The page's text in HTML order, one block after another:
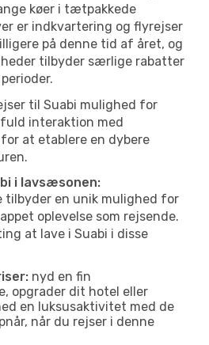
køer i tætpakkede
er indkvartering og flyrejser
på denne tid af året, og
tilbyder særlige rabatter
til Suabi mulighed for
interaktion med
at etablere en dybere
i lavsæsonen:
tilbyder en unik mulighed for
oplevelse som rejsende.
at lave i Suabi i disse
nyd en fin
opgrader dit hotel eller
en luksusaktivitet med de
når du rejser i denne